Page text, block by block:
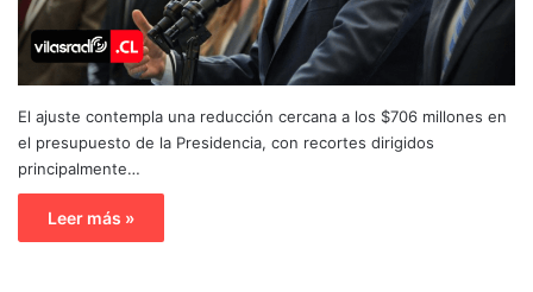
El ajuste contempla una reducción cercana a los $706 millones en
el presupuesto de la Presidencia, con recortes dirigidos
principalmente…
Leer más »